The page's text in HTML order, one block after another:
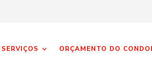
SERVIÇOS ORÇAMENTO DO